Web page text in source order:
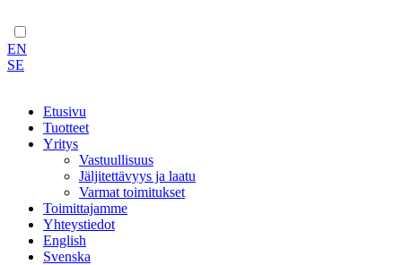
EN
SE
Etusivu
Tuotteet
Yritys
Vastuullisuus
Jäljitettävyys ja laatu
Varmat toimitukset
Toimittajamme
Yhteystiedot
English
Svenska